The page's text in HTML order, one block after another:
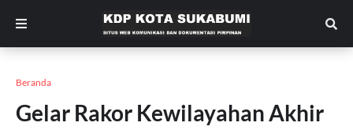
Beranda
Gelar Rakor Kewilayahan Akhir